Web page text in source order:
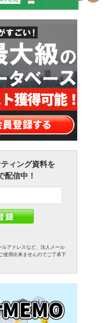
ィング資料を
配信中！
アドレスなど、法人メール
使用出来ませんのでご了承下